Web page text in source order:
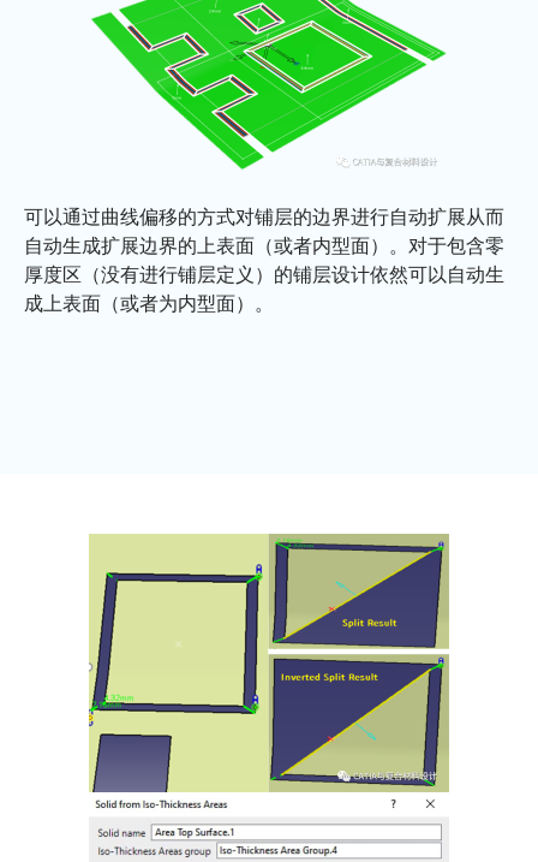
可以通过曲线偏移的方式对铺层的边界进行自动扩展从而
自动生成扩展边界的上表面（或者内型面）。对于包含零
厚度区（没有进行铺层定义）的铺层设计依然可以自动生
成上表面（或者为内型面）。